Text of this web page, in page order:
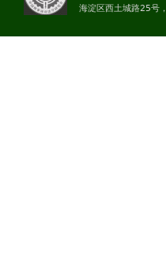
海淀区西土城路25号